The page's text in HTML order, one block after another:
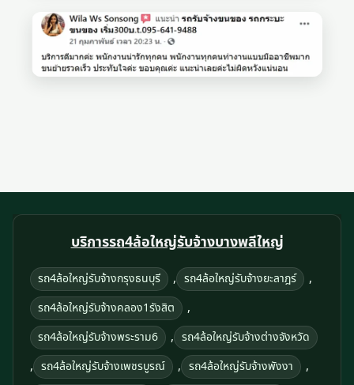
บริการรถ4ล้อใหญ่รับจ้างบางพลีใหญ่
รถ4ล้อใหญ่รับจ้างกรุงธนบุรี , รถ4ล้อใหญ่รับจ้างยะลาฎร์ ,
รถ4ล้อใหญ่รับจ้างคลอง1รังสิต ,
รถ4ล้อใหญ่รับจ้างพระราม6 , รถ4ล้อใหญ่รับจ้างต่างจังหวัด
, รถ4ล้อใหญ่รับจ้างเพชรบูรณ์ , รถ4ล้อใหญ่รับจ้างพังงา ,